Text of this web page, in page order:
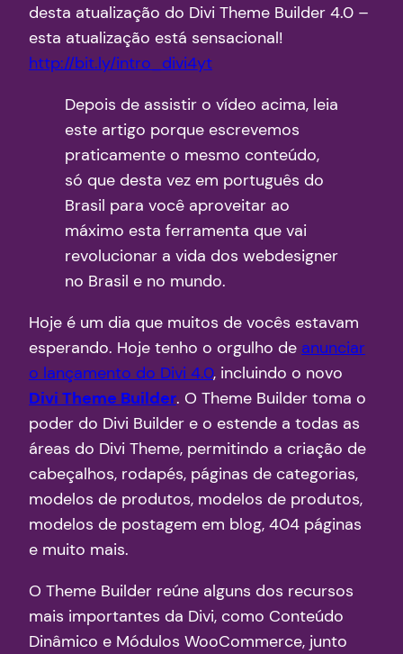
desta atualização do Divi Theme Builder 4.0 –
esta atualização está sensacional!
http://bit.ly/intro_divi4yt
Depois de assistir o vídeo acima, leia
este artigo porque escrevemos
praticamente o mesmo conteúdo,
só que desta vez em português do
Brasil para você aproveitar ao
máximo esta ferramenta que vai
revolucionar a vida dos webdesigner
no Brasil e no mundo.
Hoje é um dia que muitos de vocês estavam
esperando. Hoje tenho o orgulho de anunciar
o lançamento do Divi 4.0, incluindo o novo
Divi Theme Builder. O Theme Builder toma o
poder do Divi Builder e o estende a todas as
áreas do Divi Theme, permitindo a criação de
cabeçalhos, rodapés, páginas de categorias,
modelos de produtos, modelos de produtos,
modelos de postagem em blog, 404 páginas
e muito mais.
O Theme Builder reúne alguns dos recursos
mais importantes da Divi, como Conteúdo
Dinâmico e Módulos WooCommerce, junto